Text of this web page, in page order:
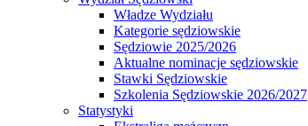
Władze Wydziału
Kategorie sędziowskie
Sędziowie 2025/2026
Aktualne nominacje sędziowskie
Stawki Sędziowskie
Szkolenia Sędziowskie 2026/2027
Statystyki